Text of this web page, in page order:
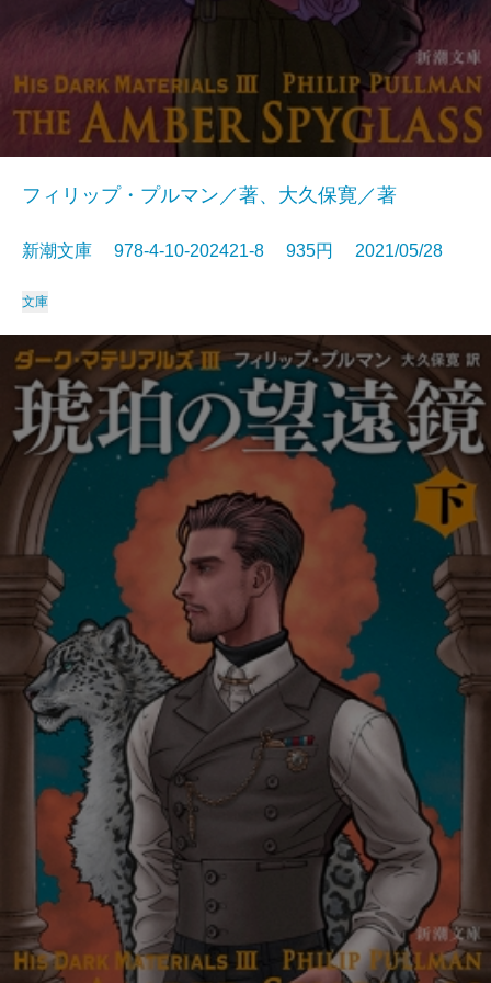
フィリップ・プルマン／著、大久保寛／著
新潮文庫 978-4-10-202421-8 935円 2021/05/28
文庫